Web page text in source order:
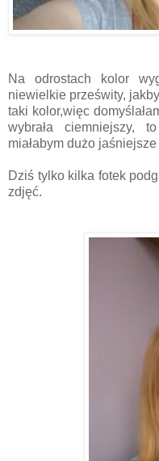
Na odrostach kolor
niewielkie prześwity,
taki kolor,więc
wybrała ciemniejszy,
miałabym dużo
Dziś tylko kilka fotek
zdjęć.